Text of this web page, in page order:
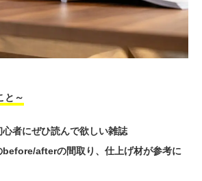
と～
心者にぜひ読んで欲しい雑誌
before/afterの間取り、仕上げ材が参考に